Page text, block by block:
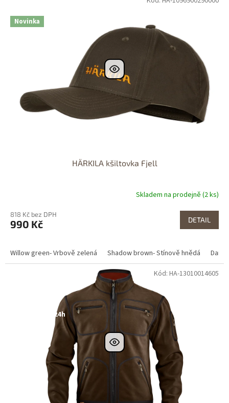
Novinka
HÄRKILA kšiltovka Fjell
Skladem na prodejně (2 ks)
818 Kč bez DPH
990 Kč DETAIL
Willow green- Vrbově zelená Shadow brown- Stínově hnědá Dark
Dostupnost 24h
Kód: HA-13010014605